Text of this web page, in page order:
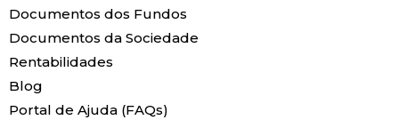
Documentos dos Fundos
Documentos da Sociedade
Rentabilidades
Blog
Portal de Ajuda (FAQs)